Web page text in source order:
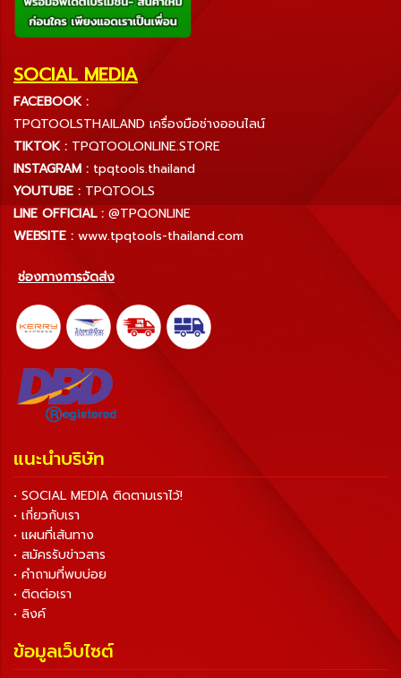
SOCIAL MEDIA
FACEBOOK :
TPQTOOLSTHAILAND เครื่องมือช่างออนไลน์
TIKTOK : TPQTOOLONLINE.STORE
INSTAGRAM : tpqtools.thailand
YOUTUBE : TPQTOOLS
LINE OFFICIAL : @TPQONLINE
WEBSITE : www.tpqtools-thailand.com
ช่องทางการจัดส่ง
แนะนำบริษัท
• SOCIAL MEDIA ติดตามเราไว้!
• เกี่ยวกับเรา
• แผนที่เส้นทาง
• สมัครรับข่าวสาร
• คำถามที่พบบ่อย
• ติดต่อเรา
• ลิงค์
ข้อมูลเว็บไซต์